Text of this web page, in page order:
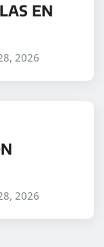
EN
2026
2026